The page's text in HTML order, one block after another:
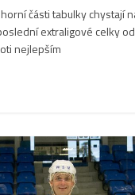
části tabulky chystají
extraligové celky
nejlepším